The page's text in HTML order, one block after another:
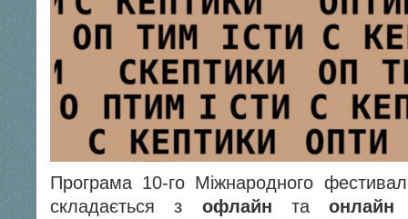
Програма 10-го Міжнародного
складається з офлайн таонлайн